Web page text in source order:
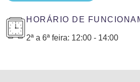
HORÁRIO DE
2ª a 6ª feira: 12:00 - 14:00